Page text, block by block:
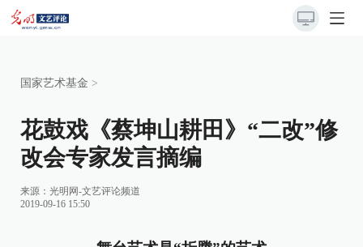
国家艺术基金 >
花鼓戏《蔡坤山耕田》“二改”修
改会专家发言摘编
来源： 光明网-文艺评论频道
2019-09-16 15:50